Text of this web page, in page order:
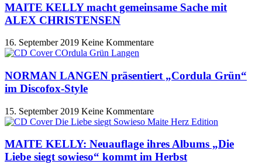
MAITE KELLY macht gemeinsame Sache mit
ALEX CHRISTENSEN
16. September 2019 Keine Kommentare
NORMAN LANGEN präsentiert „Cordula Grün“
im Discofox-Style
15. September 2019 Keine Kommentare
MAITE KELLY: Neuauflage ihres Albums „Die
Liebe siegt sowieso“ kommt im Herbst